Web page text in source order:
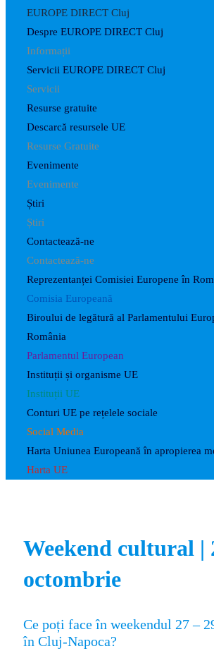
EUROPE DIRECT Cluj
Despre EUROPE DIRECT Cluj
Informații
Servicii EUROPE DIRECT Cluj
Servicii
Resurse gratuite
Descarcă resursele UE
Resurse Gratuite
Evenimente
Evenimente
Știri
Știri
Contactează-ne
Contactează-ne
Reprezentanței Comisiei Europene în
Comisia Europeană
Biroului de legătură al Parlamentului
România
Parlamentul European
Instituții și organisme UE
Instituții UE
Conturi UE pe rețelele sociale
Social Media
Harta Uniunea Europeană în apropierea
Harta UE
Weekend cultural |
octombrie
Ce poți face în weekendul 27 –
în Cluj-Napoca?